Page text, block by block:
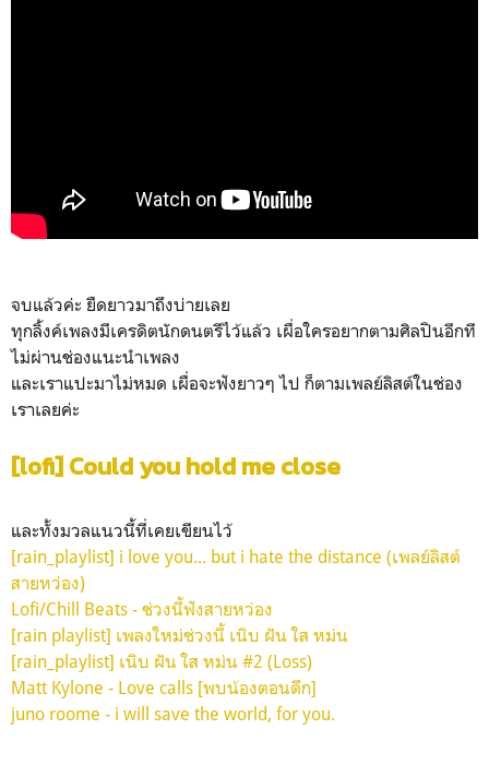
จบแล้วค่ะ ยืดยาวมาถึงบ่ายเลย
ทุกลิ้งค์เพลงมีเครดิตนักดนตรีไว้แล้ว เผื่อใครอยากตามศิลปินอีกที
ไม่ผ่านช่องแนะนำเพลง
และเราแปะมาไม่หมด เผื่อจะฟังยาวๆ ไป ก็ตามเพลย์ลิสต์ในช่อง
เราเลยค่ะ
[lofi] Could you hold me close
และทั้งมวลแนวนี้ที่เคยเขียนไว้
[rain_playlist] i love you... but i hate the distance (เพลย์ลิสต์
สายหว่อง)
Lofi/Chill Beats - ช่วงนี้ฟังสายหว่อง
[rain playlist] เพลงใหม่ช่วงนี้ เนิบ ฝัน ใส หม่น
[rain_playlist] เนิบ ฝัน ใส หม่น #2 (Loss)
Matt Kylone - Love calls [พบน้องตอนดึก]
juno roome - i will save the world, for you.